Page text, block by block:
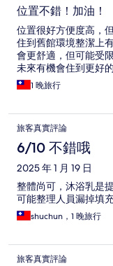
位置不錯！加油！
位置很好方便度高，
住到舊館環境整潔上
會更舒適，但可能受
未來有機會住到更好
1 晚旅行
旅客真實評論
6/10 不錯哦
2025 年 1 月 19 日
整體尚可，沐浴乳是
可能整理人員漏掉填
shuchun，1 晚旅行
旅客真實評論